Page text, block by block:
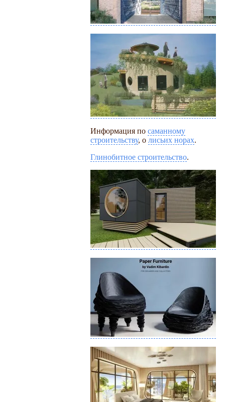
Информация по саманному
строительству, о лисьих норах.
Глинобитное строительство.